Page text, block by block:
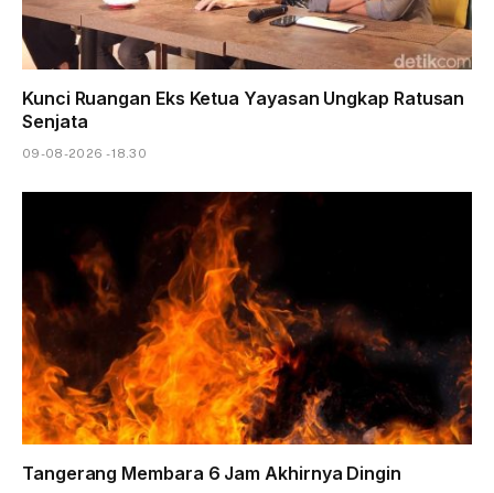
Kunci Ruangan Eks Ketua Yayasan Ungkap Ratusan
Senjata
09-08-2026 - 18.30
Tangerang Membara 6 Jam Akhirnya Dingin